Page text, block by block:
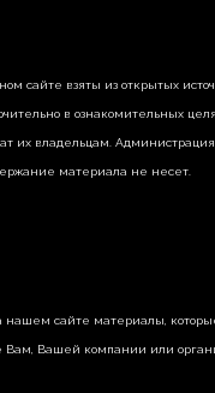
сайте взяты из открытых
в ознакомительных
их владельцам. Администрация
материала не несет.
нашем сайте материалы,
Вашей компании или